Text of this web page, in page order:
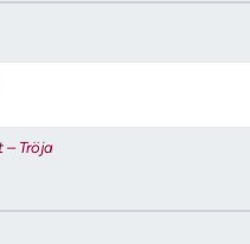
– Tröja